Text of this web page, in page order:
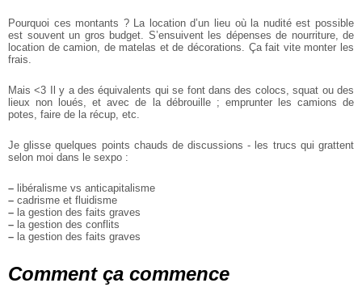
Pourquoi ces montants ? La location d’un lieu où la nudité est possible
est souvent un gros budget. S’ensuivent les dépenses de nourriture, de
location de camion, de matelas et de décorations. Ça fait vite monter les
frais.
Mais <3 Il y a des équivalents qui se font dans des colocs, squat ou des
lieux non loués,et avec de la débrouille ; emprunter les camions de
potes, faire de la récup, etc.
Je glisse quelques points chauds de discussions - les trucs qui grattent
selon moi dans le sexpo :
– libéralisme vs anticapitalisme
– cadrisme et fluidisme
– la gestion des faits graves
– la gestion des conflits
– la gestion des faits graves
Comment ça commence